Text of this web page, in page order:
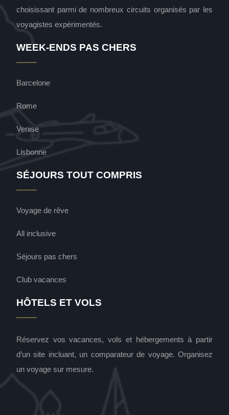
choisissant parmi de nombreux circuits organisés par les
voyagistes expérimentés.
WEEK-ENDS PAS CHERS
Barcelone
Rome
Venise
Lisbonne
SÉJOURS TOUT COMPRIS
Voyage de rêve
All inclusive
Séjours pas chers
Club vacances
HÔTELS ET VOLS
Réservez vos vacances, vols et hébergements à partir
d’un site incluant, un comparateur de voyage. Organisez
un voyage sur mesure.